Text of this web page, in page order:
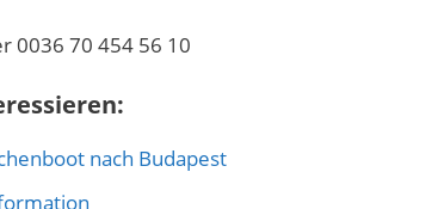
0036 70 454 56 10
nach Budapest